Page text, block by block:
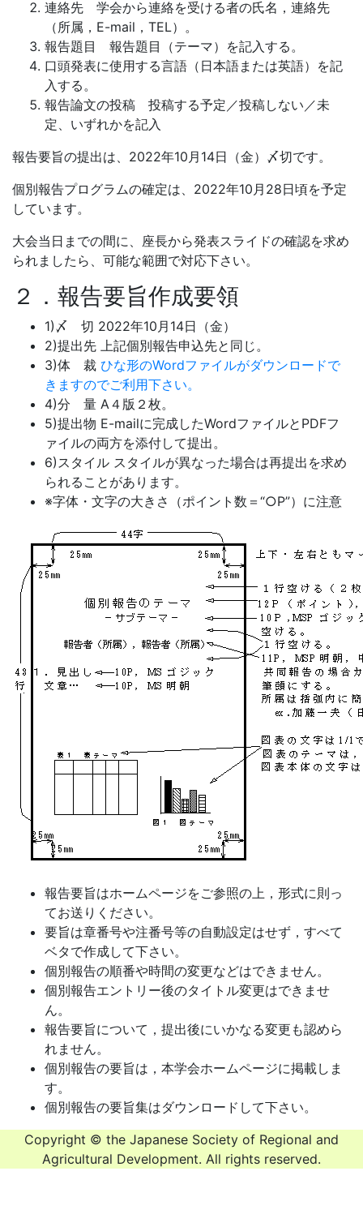
連絡先 学会から連絡を受ける者の氏名，連絡先
（所属，E-mail，TEL）。
報告題目 報告題目（テーマ）を記入する。
口頭発表に使用する言語（日本語または英語）を記
入する。
報告論文の投稿 投稿する予定／投稿しない／未
定、いずれかを記入
報告要旨の提出は、2022年10月14日（金）〆切です。
個別報告プログラムの確定は、2022年10月28日頃を予定
しています。
大会当日までの間に、座長から発表スライドの確認を求め
られましたら、可能な範囲で対応下さい。
２．報告要旨作成要領
1)〆 切 2022年10月14日（金）
2)提出先 上記個別報告申込先と同じ。
3)体 裁 ひな形のWordファイルがダウンロードで
きますのでご利用下さい。
4)分 量 A４版２枚。
5)提出物 E-mailに完成したWordファイルとPDFフ
ァイルの両方を添付して提出。
6)スタイル スタイルが異なった場合は再提出を求め
られることがあります。
※字体・文字の大きさ（ポイント数＝“○P”）に注意
報告要旨はホームページをご参照の上，形式に則っ
てお送りください。
要旨は章番号や注番号等の自動設定はせず，すべて
ベタで作成して下さい。
個別報告の順番や時間の変更などはできません。
個別報告エントリー後のタイトル変更はできませ
ん。
報告要旨について，提出後にいかなる変更も認めら
れません。
個別報告の要旨は，本学会ホームページに掲載しま
す。
個別報告の要旨集はダウンロードして下さい。
Copyright © the Japanese Society of Regional and
Agricultural Development. All rights reserved.